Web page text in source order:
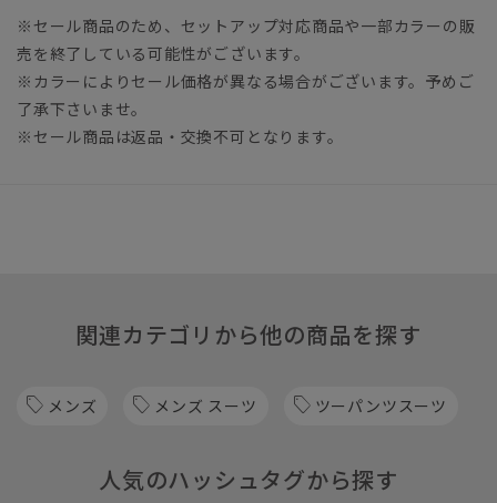
※セール商品のため、セットアップ対応商品や一部カラーの販
売を終了している可能性がございます。
※カラーによりセール価格が異なる場合がございます。予めご
了承下さいませ。
※セール商品は返品・交換不可となります。
関連カテゴリから他の商品を探す
メンズ メンズ スーツ ツーパンツスーツ
人気のハッシュタグから探す